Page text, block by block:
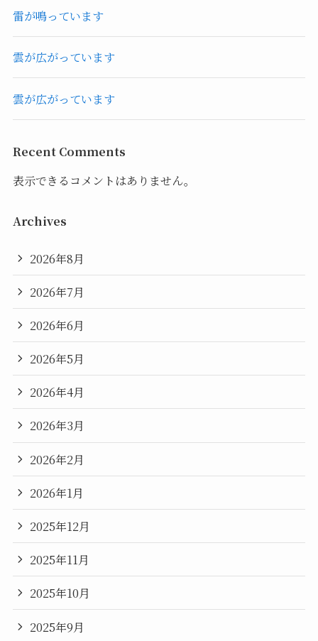
雷が鳴っています
雲が広がっています
雲が広がっています
Recent Comments
表示できるコメントはありません。
Archives
2026年8月
2026年7月
2026年6月
2026年5月
2026年4月
2026年3月
2026年2月
2026年1月
2025年12月
2025年11月
2025年10月
2025年9月